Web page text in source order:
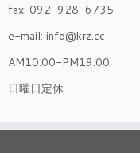
fax: 092-928-6735
e-mail: info@krz.cc
AM10:00-PM19:00
日曜日定休